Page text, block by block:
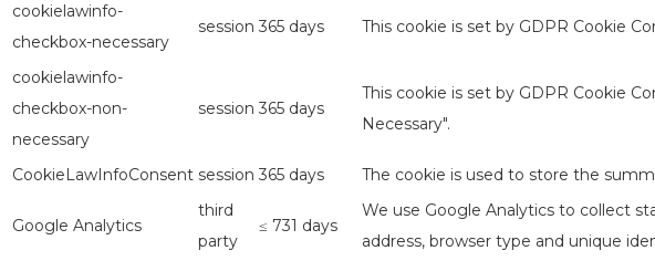
cookielawinfo-
checkbox-necessary
session 365 days This cookie is set by GDPR Cookie
cookielawinfo-
checkbox-non-
necessary
session 365 days
This cookie is set by GDPR Cookie
Necessary".
CookieLawInfoConsent session 365 days The cookie is used to store the
Google Analytics
third
party
≤ 731 days
We use Google Analytics to collect
address, browser type and unique